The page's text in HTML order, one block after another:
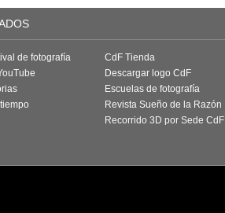
de fotografía
CdF Tienda
Descargar logo CdF
Escuelas de fotografía
Revista Sueño de la Razón
Recorrido 3D por Sede CdF